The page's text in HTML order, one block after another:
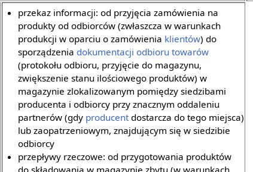
przekaz informacji: od przyjęcia zamówienia na
produkty od odbiorców (zwłaszcza w warunkach
produkcji w oparciu o zamówienia klientów) do
sporządzenia dokumentacji odbioru towarów
(protokołu odbioru, przyjęcie do magazynu,
zwiększenie stanu ilościowego produktów) w
magazynie zlokalizowanym pomiędzy siedzibami
producenta i odbiorcy przy znacznym oddaleniu
partnerów (gdy producentdostarcza do tego miejsca)
lub zaopatrzeniowym, znajdującym się w siedzibie
odbiorcy
przepływy rzeczowe: od przygotowania produktów